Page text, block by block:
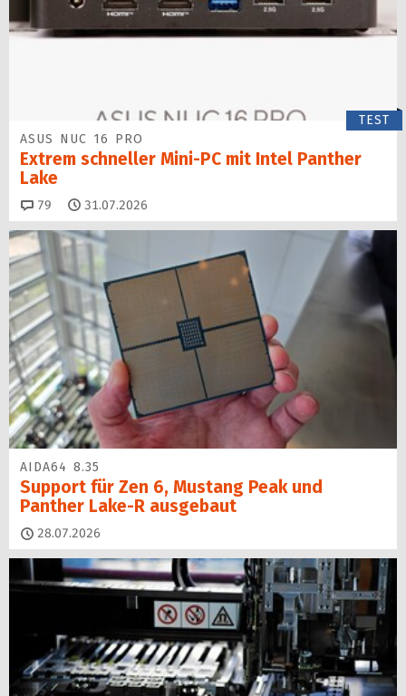
TEST
ASUS NUC 16 PRO
Extrem schneller Mini-PC mit Intel Panther
Lake
79 Kommentare
31.07.2026
AIDA64 8.35
Support für Zen 6, Mustang Peak und
Panther Lake-R ausgebaut
28.07.2026